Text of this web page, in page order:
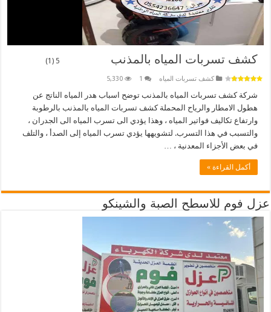
كشف تسربات المياه بالمذنب 5 (1)
كشف تسربات المياه 1
5,330
شركة كشف تسربات المياه بالمذنب توضح اسباب هدر المياه الناتج عن
هطول الامطار والرياح المحملة كشف تسربات المياه بالمذنب بالرطوبة
وارتفاع تكاليف فواتير المياه ، وهذا يؤدي الى تسرب المياه الى الجدران ،
والتسبب في هذا التسرب. لتشويهها يؤدي تسرب المياه إلى الصدأ ، والتلف
في بعض الأجزاء المعدنية ، …
أكمل القراءة »
عزل فوم للاسطح الصبة والشينكو